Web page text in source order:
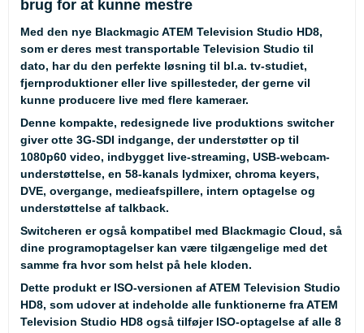
brug for at kunne mestre
Med den nye Blackmagic ATEM Television Studio HD8,
som er deres mest transportable Television Studio til
dato, har du den perfekte løsning til bl.a. tv-studiet,
fjernproduktioner eller live spillesteder, der gerne vil
kunne producere live med flere kameraer.
Denne kompakte, redesignede live produktions switcher
giver otte 3G-SDI indgange, der understøtter op til
1080p60 video, indbygget live-streaming, USB-webcam-
understøttelse, en 58-kanals lydmixer, chroma keyers,
DVE, overgange, medieafspillere, intern optagelse og
understøttelse af talkback.
Switcheren er også kompatibel med Blackmagic Cloud, så
dine programoptagelser kan være tilgængelige med det
samme fra hvor som helst på hele kloden.
Dette produkt er ISO-versionen af ATEM Television Studio
HD8, som udover at indeholde alle funktionerne fra ATEM
Television Studio HD8 også tilføjer ISO-optagelse af alle 8